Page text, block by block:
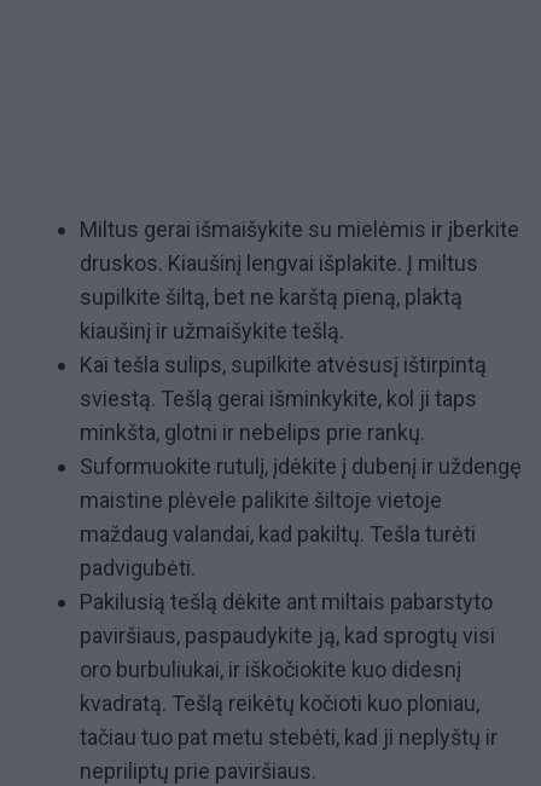
Miltus gerai išmaišykite su mielėmis ir įberkite
druskos. Kiaušinį lengvai išplakite. Į miltus
supilkite šiltą, bet ne karštą pieną, plaktą
kiaušinį ir užmaišykite tešlą.
Kai tešla sulips, supilkite atvėsusį ištirpintą
sviestą. Tešlą gerai išminkykite, kol ji taps
minkšta, glotni ir nebelips prie rankų.
Suformuokite rutulį, įdėkite į dubenį ir uždengę
maistine plėvele palikite šiltoje vietoje
maždaug valandai, kad pakiltų. Tešla turėti
padvigubėti.
Pakilusią tešlą dėkite ant miltais pabarstyto
paviršiaus, paspaudykite ją, kad sprogtų visi
oro burbuliukai, ir iškočiokite kuo didesnį
kvadratą. Tešlą reikėtų kočioti kuo ploniau,
tačiau tuo pat metu stebėti, kad ji neplyštų ir
nepriliptų prie paviršiaus.